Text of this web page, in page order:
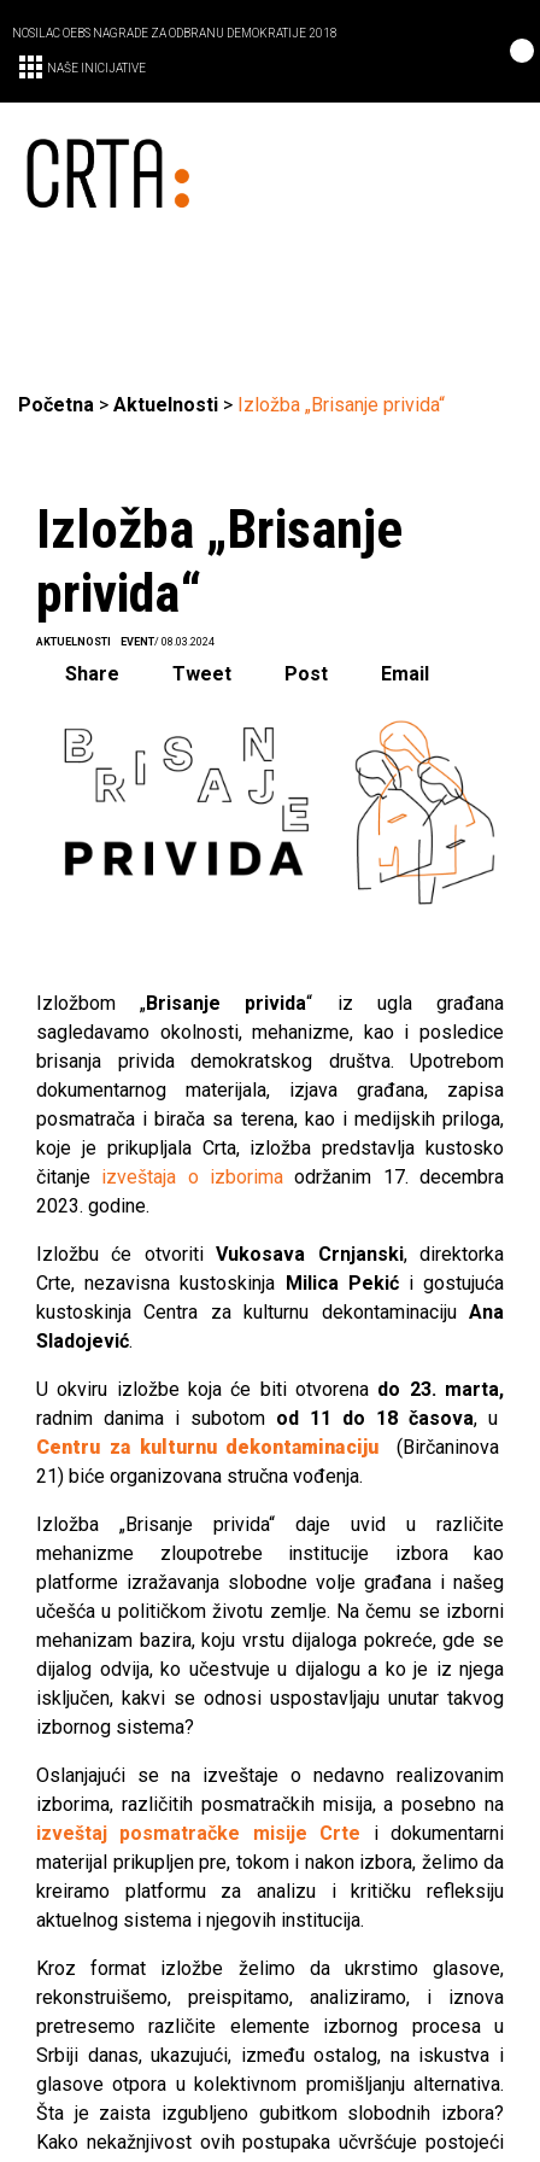
NOSILAC OEBS NAGRADE ZA ODBRANU DEMOKRATIJE 2018
NAŠE INICIJATIVE
Početna > Aktuelnosti > Izložba „Brisanje privida“
Izložba „Brisanje
privida“
AKTUELNOSTI EVENT/ 08.03.2024
Share Tweet Post Email
Izložbom „Brisanje privida“ iz ugla građana
sagledavamo okolnosti, mehanizme, kao i posledice
brisanja privida demokratskog društva. Upotrebom
dokumentarnog materijala, izjava građana, zapisa
posmatrača i birača sa terena, kao i medijskih priloga,
koje je prikupljala Crta, izložba predstavlja kustosko
čitanje izveštaja o izborima održanim 17. decembra
2023. godine.
Izložbu će otvoritiVukosava Crnjanski, direktorka
Crte, nezavisna kustoskinja
Milica Pekići gostujuća
kustoskinja Centra za kulturnu dekontaminacijuAna
Sladojević.
U okviru izložbe koja će biti otvorena do 23. marta,
radnim danima i subotom od 11 do 18 časova, u
Centru za kulturnu dekontaminaciju(Birčaninova
21) biće organizovana stručna vođenja.
Izložba „Brisanje privida“ daje uvid u različite
mehanizme zloupotrebe institucije izbora kao
platforme izražavanja slobodne volje građana i našeg
učešća u političkom životu zemlje. Na čemu se izborni
mehanizam bazira, koju vrstu dijaloga pokreće, gde se
dijalog odvija, ko učestvuje u dijalogu a ko je iz njega
isključen, kakvi se odnosi uspostavljaju unutar takvog
izbornog sistema?
Oslanjajući se na izveštaje o nedavno realizovanim
izborima, različitih posmatračkih misija, a posebno na
izveštaj posmatračke misije Crte i dokumentarni
materijal prikupljen pre, tokom i nakon izbora, želimo da
kreiramo platformu za analizu i kritičku refleksiju
aktuelnog sistema i njegovih institucija.
Kroz format izložbe želimo da ukrstimo glasove,
rekonstruišemo, preispitamo, analiziramo, i iznova
pretresemo različite elemente izbornog procesa u
Srbiji danas, ukazujući, između ostalog, na iskustva i
glasove otpora u kolektivnom promišljanju alternativa.
Šta je zaista izgubljeno gubitkom slobodnih izbora?
Kako nekažnjivost ovih postupaka učvršćuje postojeći